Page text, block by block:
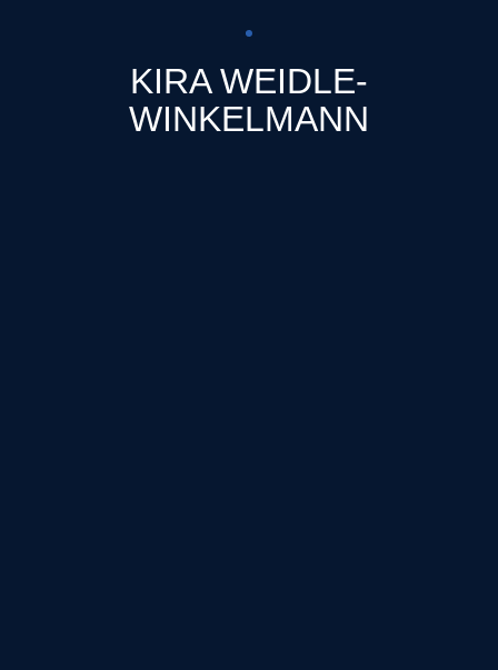
KIRA WEIDLE-
WINKELMANN